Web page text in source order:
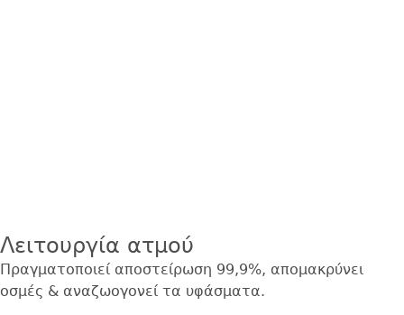
Λειτουργία ατμού
Πραγματοποιεί αποστείρωση 99,9%, απομακρύνει
οσμές & αναζωογονεί τα υφάσματα.